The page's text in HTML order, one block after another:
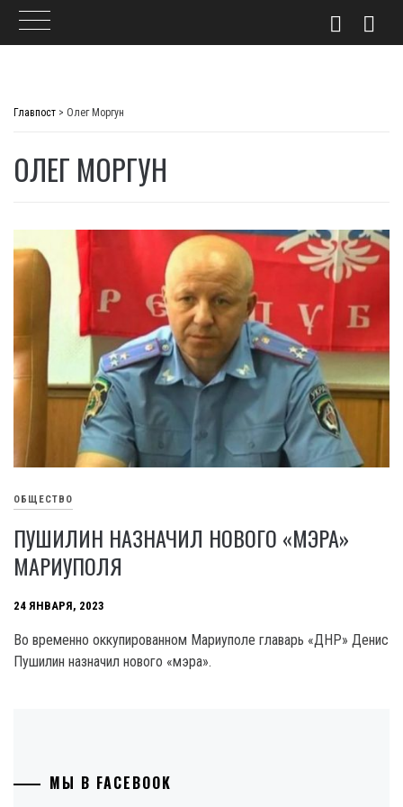
Главпост > Олег Моргун
ОЛЕГ МОРГУН
ОБЩЕСТВО
ПУШИЛИН НАЗНАЧИЛ НОВОГО «МЭРА»
МАРИУПОЛЯ
24 ЯНВАРЯ, 2023
Во временно оккупированном Мариуполе главарь «ДНР» Денис
Пушилин назначил нового «мэра».
МЫ В FACEBOOK